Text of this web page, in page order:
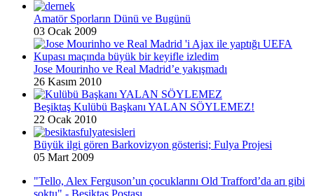
Amatör Sporların Dünü ve Bugünü
03 Ocak 2009
Jose Mourinho ve Real Madrid’e yakışmadı
26 Kasım 2010
Beşiktaş Kulübü Başkanı YALAN SÖYLEMEZ!
22 Ocak 2010
Büyük ilgi gören Barkovizyon gösterisi; Fulya Projesi
05 Mart 2009
"Tello, Alex Ferguson’un çocuklarını Old Trafford’da arı gibi
soktu" - Beşiktaş Postası